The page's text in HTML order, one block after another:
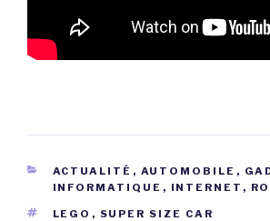
CATÉGORIES
ACTUALITÉ , AUTOMOBILE ,
INFORMATIQUE , INTERNET ,
ÉTIQUETTES
LEGO , SUPER SIZE CAR